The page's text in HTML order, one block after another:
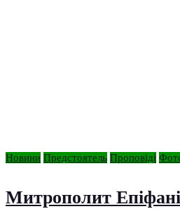
Новини Предстоятель Проповіді
Митрополит